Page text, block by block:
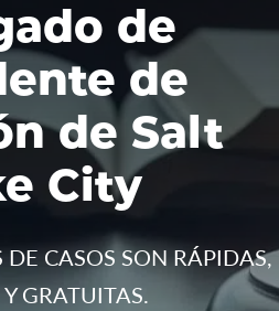
de
de
de Salt
City
CASOS SON RÁPIDAS,
GRATUITAS.